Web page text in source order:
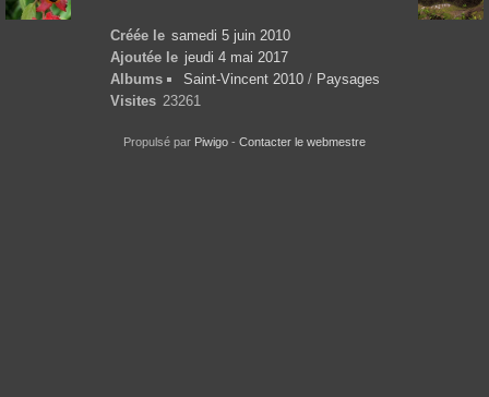
Créée le samedi 5 juin 2010
Ajoutée le jeudi 4 mai 2017
Albums
Saint-Vincent 2010 / Paysages
Visites 23261
Propulsé par Piwigo - Contacter le webmestre